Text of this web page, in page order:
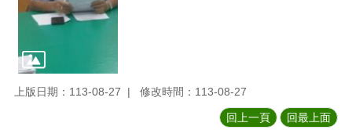
上版日期：113-08-27 修改時間：113-08-27
回上一頁 回最上面